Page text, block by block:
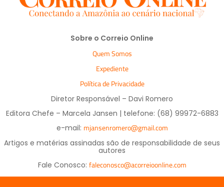
Sobre o Correio Online
Quem Somos
Expediente
Política de Privacidade
Diretor Responsável – Davi Romero
Editora Chefe – Marcela Jansen | telefone: (68) 99972-6883
e-mail: mjansenromero@gmail.com
Artigos e matérias assinadas são de responsabilidade de seus
autores
Fale Conosco: faleconosco@acorreioonline.com